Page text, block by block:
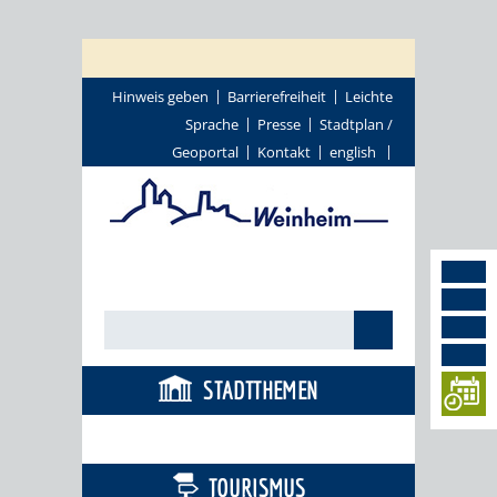
Hinweis geben Barrierefreiheit
Leichte
Sprache
Presse
Stadtplan /
Geoportal
Kontakt english
STADTTHEMEN
TOURISMUS